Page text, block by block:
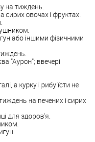
на тиждень.
овочах і фруктах.
або іншими фізичними
"Аурон"; ввечері
а курку і рибу їсти не
на печених і сирих
для здоров'я.